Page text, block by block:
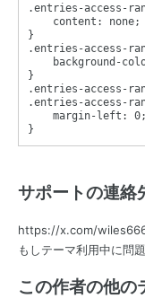
.entries-access-
content : none
}
.entries-access-
background-
}
.entries-access-
.entries-access-
margin-left : 0
}
サポートの連絡
https://x.com/
もしテーマ利用中に問
この作者の他の